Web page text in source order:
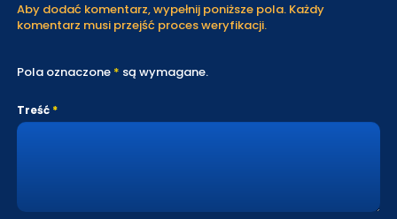
Aby dodać komentarz, wypełnij poniższe pola. Każdy
komentarz musi przejść proces weryfikacji.
Pola oznaczone * są wymagane.
Treść